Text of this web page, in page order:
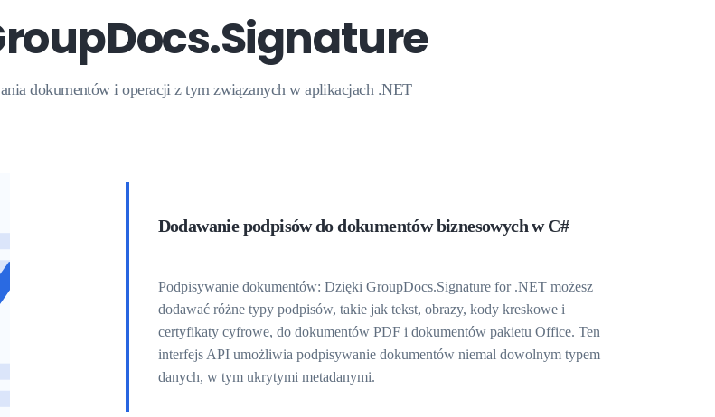
dokumentów i operacji z tym związanych w aplikacjach .NET
Dodawanie podpisów do dokumentów biznesowych w C#
Podpisywanie dokumentów: Dzięki GroupDocs.Signature for .NET możesz
dodawać różne typy podpisów, takie jak tekst, obrazy, kody kreskowe i
certyfikaty cyfrowe, do dokumentów PDF i dokumentów pakietu Office. Ten
interfejs API umożliwia podpisywanie dokumentów niemal dowolnym typem
danych, w tym ukrytymi metadanymi.